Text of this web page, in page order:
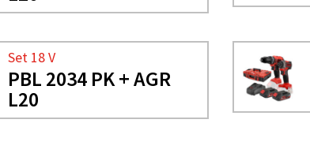
Set 18 V
PBL 2034 PK + AGR
L20